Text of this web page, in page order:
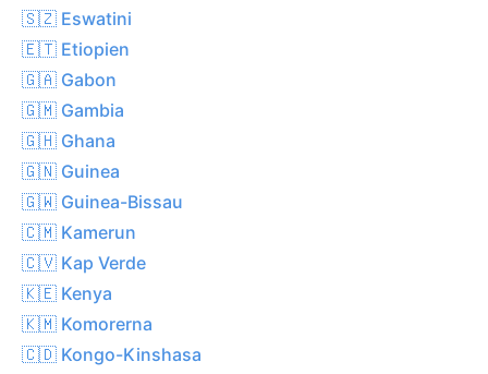
🇸🇿 Eswatini
🇪🇹 Etiopien
🇬🇦 Gabon
🇬🇲 Gambia
🇬🇭 Ghana
🇬🇳 Guinea
🇬🇼 Guinea-Bissau
🇨🇲 Kamerun
🇨🇻 Kap Verde
🇰🇪 Kenya
🇰🇲 Komorerna
🇨🇩 Kongo-Kinshasa